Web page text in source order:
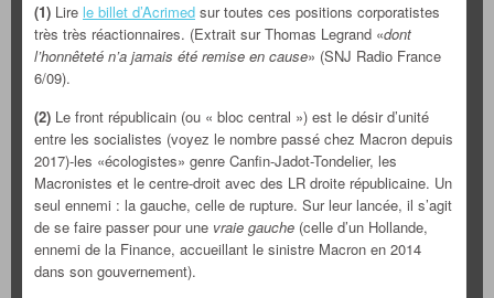
(1) Lire le billet d’Acrimed sur toutes ces positions corporatistes
très très réactionnaires. (Extrait sur Thomas Legrand «dont
l’honnêteté n’a jamais été remise en cause» (SNJ Radio France
6/09).
(2) Le front républicain (ou « bloc central ») est le désir d’unité
entre les socialistes (voyez le nombre passé chez Macron depuis
2017)-les «écologistes» genre Canfin-Jadot-Tondelier, les
Macronistes et le centre-droit avec des LR droite républicaine. Un
seul ennemi : la gauche, celle de rupture. Sur leur lancée, il s’agit
de se faire passer pour une vraie gauche (celle d’un Hollande,
ennemi de la Finance, accueillant le sinistre Macron en 2014
dans son gouvernement).